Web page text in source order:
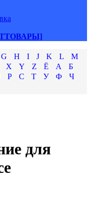
G H I J K L
M
X Y Z Ё А
Б
Р С Т У Ф
Ч
для